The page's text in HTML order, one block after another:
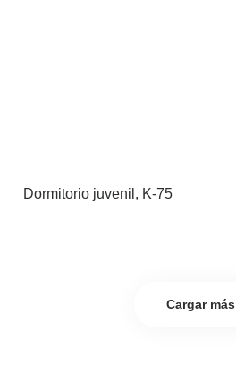
Dormitorio juvenil, K-75
Cargar más